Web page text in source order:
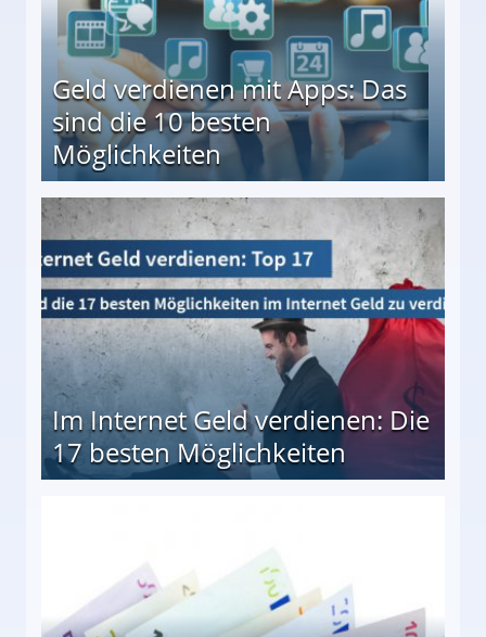
Geld verdienen mit Apps: Das
sind die 10 besten
Möglichkeiten
besten Möglichkeiten
Im Internet Geld verdienen: Die
17 besten Möglichkeiten